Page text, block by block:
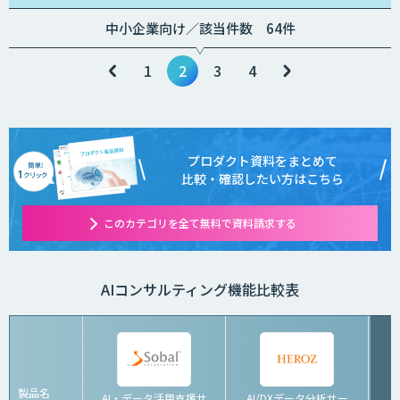
1 2 3 4
中小企業向け／該当件数 64件
プロダクト資料をまとめて
比較・確認したい方はこちら
このカテゴリを全て無料で資料請求する
AIコンサルティング機能比較表
製品名